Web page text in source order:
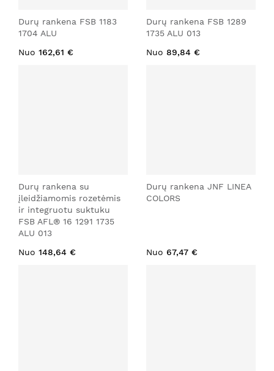
Durų rankena FSB 1183
1704 ALU
Nuo 162,61 €
Durų rankena FSB 1289
1735 ALU 013
Nuo 89,84 €
Durų rankena su
įleidžiamomis rozetėmis
ir integruotu suktuku
FSB AFL® 16 1291 1735
ALU 013
Nuo 148,64 €
Durų rankena JNF LINEA
COLORS
Nuo 67,47 €